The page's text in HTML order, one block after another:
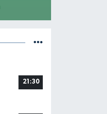
21:30